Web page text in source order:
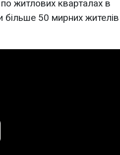
житлових кварталах в
більше 50 мирних жителів